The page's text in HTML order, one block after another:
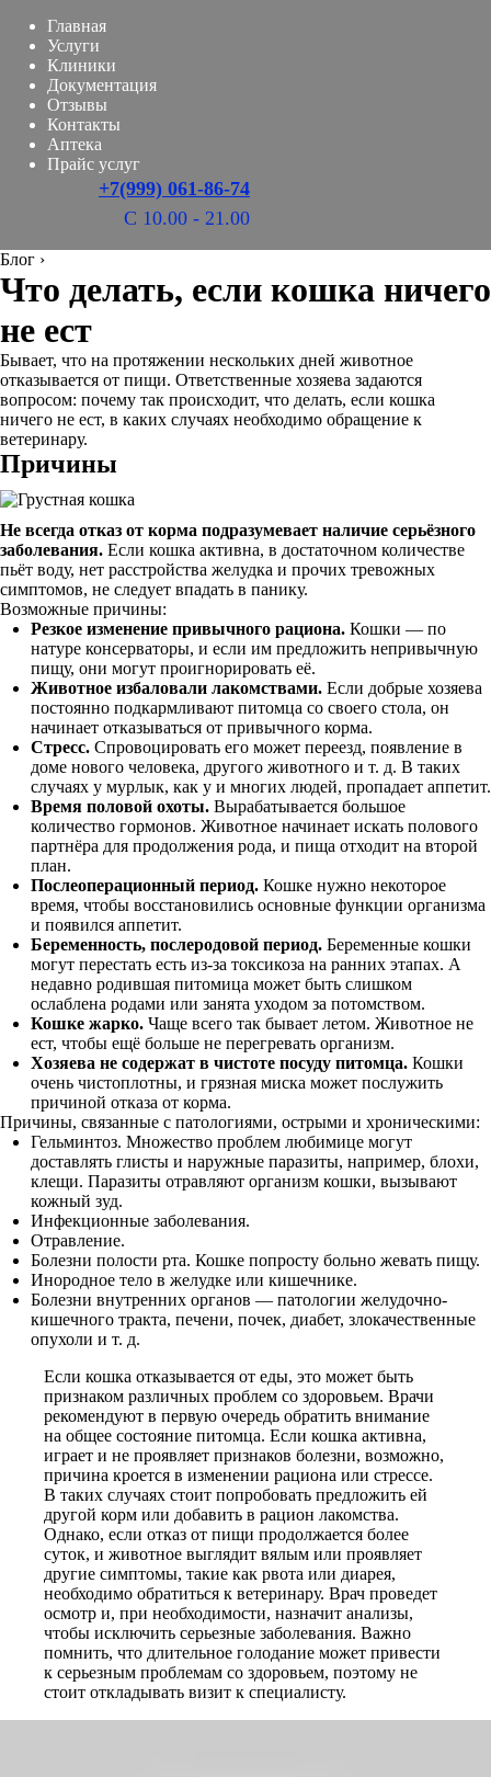
Главная
Услуги
Клиники
Документация
Отзывы
Контакты
Аптека
Прайс услуг
+7(999) 061-86-74
С 10.00 - 21.00
Блог ›
Что делать, если кошка ничего
не ест
Бывает, что на протяжении нескольких дней животное
отказывается от пищи. Ответственные хозяева задаются
вопросом: почему так происходит, что делать, если кошка
ничего не ест, в каких случаях необходимо обращение к
ветеринару.
Причины
Не всегда отказ от корма подразумевает наличие серьёзного
заболевания. Если кошка активна, в достаточном количестве
пьёт воду, нет расстройства желудка и прочих тревожных
симптомов, не следует впадать в панику.
Возможные причины:
Резкое изменение привычного рациона. Кошки — по
натуре консерваторы, и если им предложить непривычную
пищу, они могут проигнорировать её.
Животное избаловали лакомствами. Если добрые хозяева
постоянно подкармливают питомца со своего стола, он
начинает отказываться от привычного корма.
Стресс. Спровоцировать его может переезд, появление в
доме нового человека, другого животного и т. д. В таких
случаях у мурлык, как у и многих людей, пропадает аппетит.
Время половой охоты. Вырабатывается большое
количество гормонов. Животное начинает искать полового
партнёра для продолжения рода, и пища отходит на второй
план.
Послеоперационный период. Кошке нужно некоторое
время, чтобы восстановились основные функции организма
и появился аппетит.
Беременность, послеродовой период. Беременные кошки
могут перестать есть из-за токсикоза на ранних этапах. А
недавно родившая питомица может быть слишком
ослаблена родами или занята уходом за потомством.
Кошке жарко. Чаще всего так бывает летом. Животное не
ест, чтобы ещё больше не перегревать организм.
Хозяева не содержат в чистоте посуду питомца. Кошки
очень чистоплотны, и грязная миска может послужить
причиной отказа от корма.
Причины, связанные с патологиями, острыми и хроническими:
Гельминтоз. Множество проблем любимице могут
доставлять глисты и наружные паразиты, например, блохи,
клещи. Паразиты отравляют организм кошки, вызывают
кожный зуд.
Инфекционные заболевания.
Отравление.
Болезни полости рта. Кошке попросту больно жевать пищу.
Инородное тело в желудке или кишечнике.
Болезни внутренних органов — патологии желудочно-
кишечного тракта, печени, почек, диабет, злокачественные
опухоли и т. д.
Если кошка отказывается от еды, это может быть
признаком различных проблем со здоровьем. Врачи
рекомендуют в первую очередь обратить внимание
на общее состояние питомца. Если кошка активна,
играет и не проявляет признаков болезни, возможно,
причина кроется в изменении рациона или стрессе.
В таких случаях стоит попробовать предложить ей
другой корм или добавить в рацион лакомства.
Однако, если отказ от пищи продолжается более
суток, и животное выглядит вялым или проявляет
другие симптомы, такие как рвота или диарея,
необходимо обратиться к ветеринару. Врач проведет
осмотр и, при необходимости, назначит анализы,
чтобы исключить серьезные заболевания. Важно
помнить, что длительное голодание может привести
к серьезным проблемам со здоровьем, поэтому не
стоит откладывать визит к специалисту.